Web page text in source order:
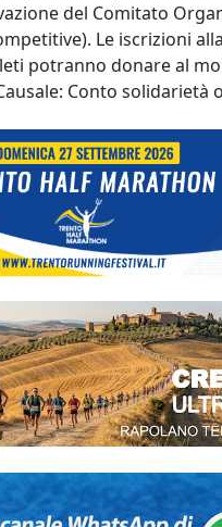
del Comitato
Le iscrizioni alla
potranno donare al
Causale: Conto